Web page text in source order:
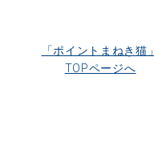
「ポイントまねき猫」
TOPページへ